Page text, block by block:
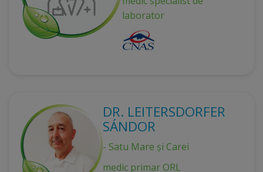
laborator
DR. LEITERSDORFER
SÁNDOR
- Satu Mare și Carei
medic primar ORL